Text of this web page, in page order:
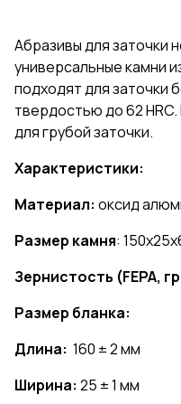
Абразивы для заточки
универсальные камни
подходят для заточки
твердостью до 62
для грубой заточки.
Характеристики:
Материал: оксид
Размер камня:
Зернистость (FEPA,
Размер бланка:
Длина: 160 ± 2 мм
Ширина: 25 ± 1 мм